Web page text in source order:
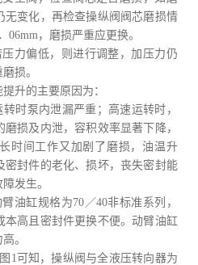
无变化，再检查操纵阀阀芯磨损情
06mm，磨损严重应更换。
压力偏低，则进行调整，加压力仍
损。
升的主要原因为：
时泵内泄漏严重；高速运转时，
损及内泄，容积效率显著下降，
时间工作又加剧了磨损，油温升
密封件的老化、损坏，丧失密封能
发生。
油缸规格为70／40非标准系列，
本高且密封件更换不便。动臂油缸
。
1可知，操纵阀与全液压转向器为